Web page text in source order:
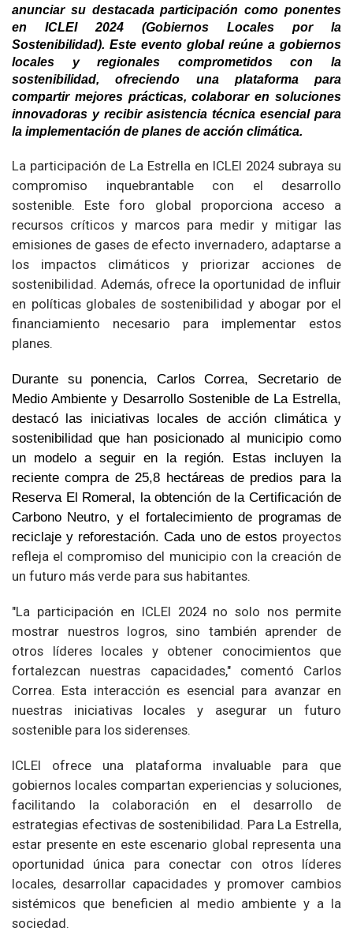
anunciar su destacada participación como ponentes
en ICLEI 2024 (Gobiernos Locales por la
Sostenibilidad). Este evento global reúne a gobiernos
locales y regionales comprometidos con la
sostenibilidad, ofreciendo una plataforma para
compartir mejores prácticas, colaborar en soluciones
innovadoras y recibir asistencia técnica esencial para
la implementación de planes de acción climática.
La participación de La Estrella en ICLEI 2024 subraya su
compromiso inquebrantable con el desarrollo
sostenible. Este foro global proporciona acceso a
recursos críticos y marcos para medir y mitigar las
emisiones de gases de efecto invernadero, adaptarse a
los impactos climáticos y priorizar acciones de
sostenibilidad. Además, ofrece la oportunidad de influir
en políticas globales de sostenibilidad y abogar por el
financiamiento necesario para implementar estos
planes.
Durante su ponencia, Carlos Correa, Secretario de
Medio Ambiente y Desarrollo Sostenible de La Estrella,
destacó las iniciativas locales de acción climática y
sostenibilidad que han posicionado al municipio como
un modelo a seguir en la región. Estas incluyen la
reciente compra de 25,8 hectáreas de predios para la
Reserva El Romeral, la obtención de la Certificación de
Carbono Neutro, y el fortalecimiento de programas de
reciclaje y reforestación. Cada uno de estos proyectos
refleja el compromiso del municipio con la creación de
un futuro más verde para sus habitantes.
"La participación en ICLEI 2024 no solo nos permite
mostrar nuestros logros, sino también aprender de
otros líderes locales y obtener conocimientos que
fortalezcan nuestras capacidades," comentó Carlos
Correa. Esta interacción es esencial para avanzar en
nuestras iniciativas locales y asegurar un futuro
sostenible para los siderenses.
ICLEI ofrece una plataforma invaluable para que
gobiernos locales compartan experiencias y soluciones,
facilitando la colaboración en el desarrollo de
estrategias efectivas de sostenibilidad. Para La Estrella,
estar presente en este escenario global representa una
oportunidad única para conectar con otros líderes
locales, desarrollar capacidades y promover cambios
sistémicos que beneficien al medio ambiente y a la
sociedad.